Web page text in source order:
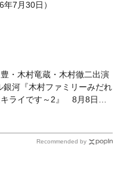
7月30日）
・木村竜蔵・木村徹二出演
銀河『木村ファミリーみだれ
ライです～2』 8月8日
Recommended by